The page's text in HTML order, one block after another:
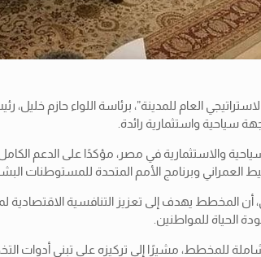
العام للمدينة”، برئاسة اللواء حازم خليل،
سياحية واستثمارية رائدة.
والاستثمارية في مصر، مؤكدًا على الدعم
العمراني وبرنامج الأمم المتحدة للمستوطنات
يهدف إلى تعزيز التنافسية الاقتصادية
الحياة للمواطنين.
للمخطط، مشيرًا إلى تركيزه على تبني أدوات